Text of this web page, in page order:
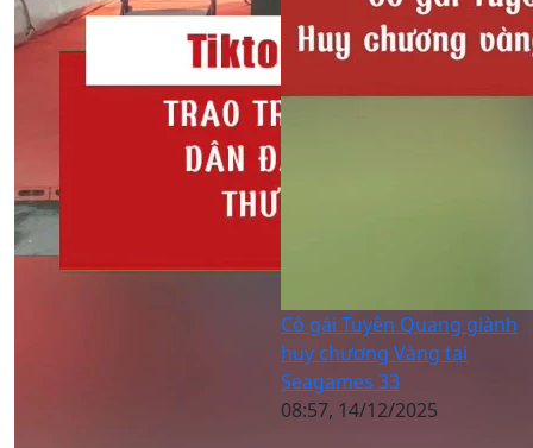
Cô gái Tuyên Quang giành
huy chương Vàng tại
Seagames 33
08:57, 14/12/2025